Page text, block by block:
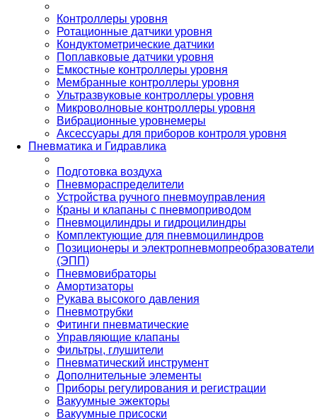
Контроллеры уровня
Ротационные датчики уровня
Кондуктометрические датчики
Поплавковые датчики уровня
Емкостные контроллеры уровня
Мембранные контроллеры уровня
Ультразвуковые контроллеры уровня
Микроволновые контроллеры уровня
Вибрационные уровнемеры
Аксессуары для приборов контроля уровня
Пневматика и Гидравлика
Подготовка воздуха
Пневмораспределители
Устройства ручного пневмоуправления
Краны и клапаны с пневмоприводом
Пневмоцилиндры и гидроцилиндры
Комплектующие для пневмоцилиндров
Позиционеры и электропневмопреобразователи
(ЭПП)
Пневмовибраторы
Амортизаторы
Рукава высокого давления
Пневмотрубки
Фитинги пневматические
Управляющие клапаны
Фильтры, глушители
Пневматический инструмент
Дополнительные элементы
Приборы регулирования и регистрации
Вакуумные эжекторы
Вакуумные присоски